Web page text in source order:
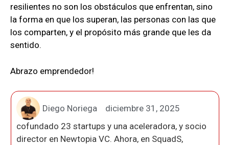
resilientes no son los obstáculos que enfrentan, sino
la forma en que los superan, las personas con las que
los comparten, y el propósito más grande que les da
sentido.
Abrazo emprendedor!
Diego Noriega
diciembre 31, 2025
cofundado 23 startups y una aceleradora, y socio
director en Newtopia VC. Ahora, en SquadS,